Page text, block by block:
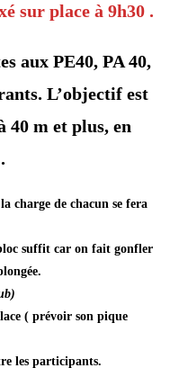
sur place à 9h30 .
aux PE40, PA 40,
L’objectif est
40 m et plus, en
charge de chacun se fera
suffit car on fait gonfler
( prévoir son pique
les participants.